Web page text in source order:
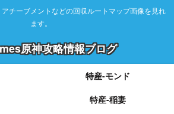
チーブメントなどの回収ルートマップ画像を見れ
ます。
原神攻略情報ブログ
特産-モンド
特産-稲妻